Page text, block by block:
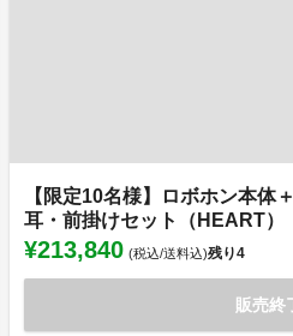
【限定10名様】ロボホン本
耳・前掛けセット（HEART）
¥213,840 (税込/送料込)残り4
販売終